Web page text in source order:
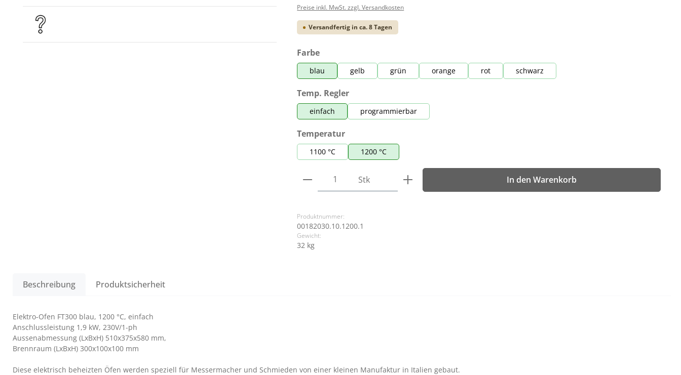
Preise inkl. MwSt. zzgl. Versandkosten
Versandfertig in ca. 8 Tagen
Farbeauswählen
blau gelb grün orange rot schwarz
Temp. Reglerauswählen
einfach programmierbar
Temperaturauswählen
1100 °C 1200 °C
Produkt Anzahl: Gib den gewünschten Wert ein oder benutze die
Stk In den Warenkorb
Produktnummer:
00182030.10.1200.1
Gewicht:
32 kg
Beschreibung Produktsicherheit
Elektro-Ofen FT300 blau, 1200 °C, einfach
Anschlussleistung 1,9 kW, 230V/1-ph
Aussenabmessung (LxBxH) 510x375x580 mm,
Brennraum (LxBxH) 300x100x100 mm
Diese elektrisch beheizten Öfen werden speziell für Messermacher und Schmieden von einer kleinen Manufaktur in Italien gebaut.